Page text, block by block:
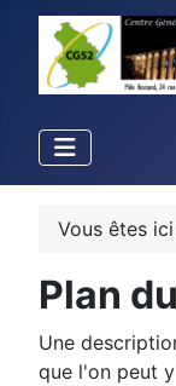
Vous êtes
Plan
Une
que l'on peut